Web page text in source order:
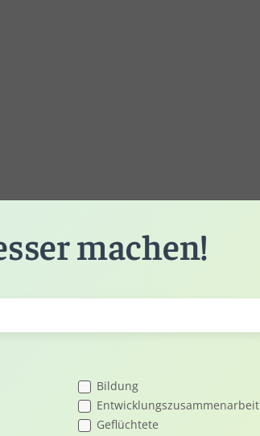
machen!
Bildung
Entwicklungs­zusam­men­arbeit
Geflüchtete